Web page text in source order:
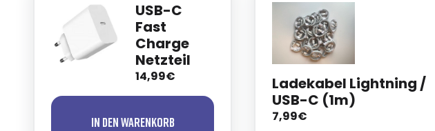
USB-C
Fast
Charge
Netzteil
14,99€
In den Warenkorb
Ladekabel Lightning /
USB-C (1m)
7,99€